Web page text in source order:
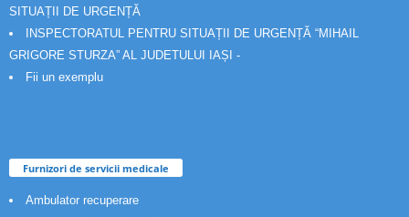
SITUAȚII DE URGENȚĂ
INSPECTORATUL PENTRU SITUAȚII DE URGENȚĂ “MIHAIL
GRIGORE STURZA” AL JUDETULUI IAȘI -
Fii un exemplu
Furnizori de servicii medicale
Ambulator recuperare